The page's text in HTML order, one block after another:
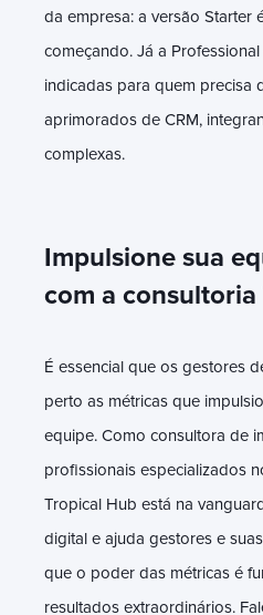
da empresa: a versão Starter
começando. Já a
indicadas para quem precisa
aprimorados de CRM,
complexas.
Impulsione sua
com a
É essencial que os gestores
perto as métricas que
equipe. Como consultora de
profissionais especializados
Tropical Hub está na
digital e ajuda gestores e
que o poder das métricas é
resultados extraordinários.